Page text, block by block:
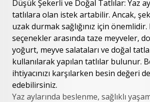
Düşük Şekerli ve Doğal Tatlılar: Yaz
tatlılara olan istek artabilir. Ancak,
uzak durmak sağlığınız için önemlidir.
seçenekler arasında taze meyveler,
yoğurt, meyve salataları ve doğal
kullanılarak yapılan tatlılar bulunur.
ihtiyacınızı karşılarken besin değeri
edebilirsiniz.
Yaz aylarında beslenme, sağlıklı